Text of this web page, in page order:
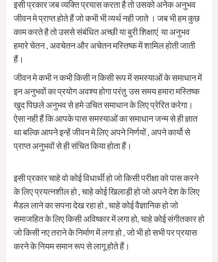
इसी प्रकार जब व्यक्ति प्रयास करता है तो उसको अनेक अनुभव
जीवन मे प्राप्त होते हैं जो कभी भी व्यर्थ नही जाते । जब भी हम कुछ
काम करते है तो उससे संबंधित अच्छी या बुरी शिक्षाएं या अनुभव
हमारे चेतन , अवचेतन और अचेतन मस्तिष्क में शामिल होती जाती
हैं।
जीवन मे कभी न कभी किसी न किसी रूप में समस्याओं के समाधान में
इन अनुभवों का प्रयोग अवश्य होगा परंतु उस समय हमारा मस्तिष्क
खुद पिछले अनुभव से हमे उचित समाधान के लिए प्रेरित करेगा।
ऐसा नही हैं कि आपके पास समस्याओं का समाधान जन्म से ही ज्ञात
था बल्कि आपने इन्हें जीवन मे लिए अपने निर्णयों , अपने कार्यो से
प्राप्त अनुभवों से ही संचित किया होता हैं।
इसी प्रकार चाहे वो कोई विधार्थी हो जो किसी परीक्षा को पास करने
के लिए प्रयत्नशील हो , चाहे कोई खिलाड़ी हो जो अपने देश के लिए
मैडल लाने का सपना देख रहा हो , चाहे कोई वैज्ञानिक हो जो
समाजहित के लिए किसी अविष्कार में लगा हो, चाहे कोई संगीतकार हो
जो किसी नए तराने के निर्माण में लगा हो , जो भी हो सभी पर प्रयास
करने के नियम समान रूप से लागू होते हैं।